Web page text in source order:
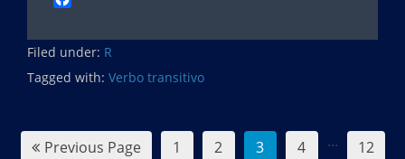
c
e
b
Filed under: R
Tagged with: Verbo transitivo
Previous Page 1 2 3 4 ...
12